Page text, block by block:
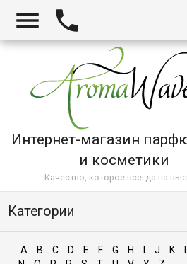
Интернет-магазин
и косметики
Качество, которое всегда на
Категории
A B C D E F G H J K